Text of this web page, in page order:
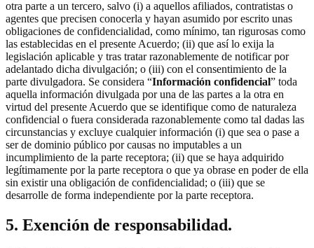
otra parte a un tercero, salvo (i) a aquellos afiliados, contratistas o
agentes que precisen conocerla y hayan asumido por escrito unas
obligaciones de confidencialidad, como mínimo, tan rigurosas como
las establecidas en el presente Acuerdo; (ii) que así lo exija la
legislación aplicable y tras tratar razonablemente de notificar por
adelantado dicha divulgación; o (iii) con el consentimiento de la
parte divulgadora. Se considera “Información confidencial” toda
aquella información divulgada por una de las partes a la otra en
virtud del presente Acuerdo que se identifique como de naturaleza
confidencial o fuera considerada razonablemente como tal dadas las
circunstancias y excluye cualquier información (i) que sea o pase a
ser de dominio público por causas no imputables a un
incumplimiento de la parte receptora; (ii) que se haya adquirido
legítimamente por la parte receptora o que ya obrase en poder de ella
sin existir una obligación de confidencialidad; o (iii) que se
desarrolle de forma independiente por la parte receptora.
5. Exención de responsabilidad.